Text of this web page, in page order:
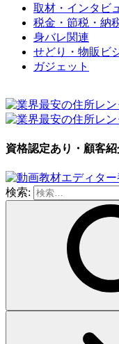
取材・インタビ
税金・節税・納
身バレ関連
せどり・物販ビ
ガジェット
資格認定あり・顧客
検索: